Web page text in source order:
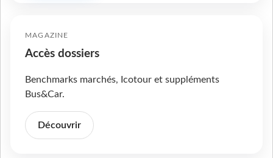
MAGAZINE
Accès dossiers
Benchmarks marchés, Icotour et suppléments
Bus&Car.
Découvrir